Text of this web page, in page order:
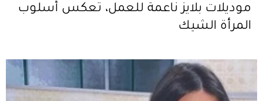
موديلات بلايز ناعمة للعمل، تعكس أسلوب
المرأة الشيك